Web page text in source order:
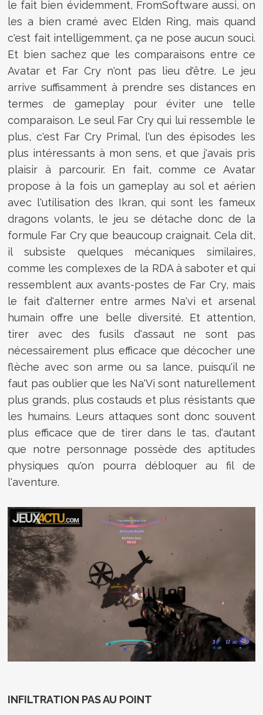
le fait bien évidemment, FromSoftware aussi, on
les a bien cramé avec Elden Ring, mais quand
c'est fait intelligemment, ça ne pose aucun souci.
Et bien sachez que les comparaisons entre ce
Avatar et Far Cry n'ont pas lieu d'être. Le jeu
arrive suffisamment à prendre ses distances en
termes de gameplay pour éviter une telle
comparaison. Le seul Far Cry qui lui ressemble le
plus, c'est Far Cry Primal, l'un des épisodes les
plus intéressants à mon sens, et que j'avais pris
plaisir à parcourir. En fait, comme ce Avatar
propose à la fois un gameplay au sol et aérien
avec l'utilisation des Ikran, qui sont les fameux
dragons volants, le jeu se détache donc de la
formule Far Cry que beaucoup craignait. Cela dit,
il subsiste quelques mécaniques similaires,
comme les complexes de la RDA à saboter et qui
ressemblent aux avants-postes de Far Cry, mais
le fait d'alterner entre armes Na'vi et arsenal
humain offre une belle diversité. Et attention,
tirer avec des fusils d'assaut ne sont pas
nécessairement plus efficace que décocher une
flèche avec son arme ou sa lance, puisqu'il ne
faut pas oublier que les Na'Vi sont naturellement
plus grands, plus costauds et plus résistants que
les humains. Leurs attaques sont donc souvent
plus efficace que de tirer dans le tas, d'autant
que notre personnage possède des aptitudes
physiques qu'on pourra débloquer au fil de
l'aventure.
INFILTRATION PAS AU POINT